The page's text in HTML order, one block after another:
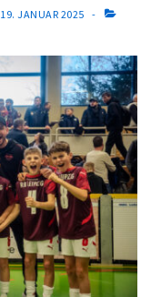
19. JANUAR 2025